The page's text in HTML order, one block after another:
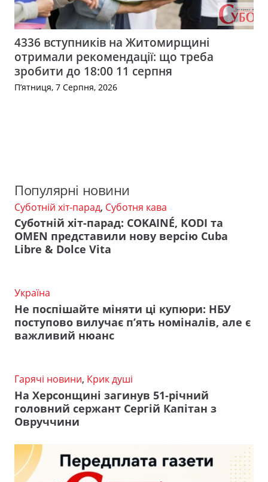
4336 вступників на Житомирщині
отримали рекомендації: що треба
зробити до 18:00 11 серпня
П’ятниця, 7 Серпня, 2026
Популярні новини
Суботній хіт-парад, Суботня кава
Суботній хіт-парад: COKAINÉ, KODI та
OMEN представили нову версію Cuba
Libre & Dolce Vita
Україна
Не поспішайте міняти ці купюри: НБУ
поступово вилучає п’ять номіналів, але є
важливий нюанс
Гарячі новини, Крик душі
На Херсонщині загинув 51-річний
головний сержант Сергій Капітан з
Овруччини